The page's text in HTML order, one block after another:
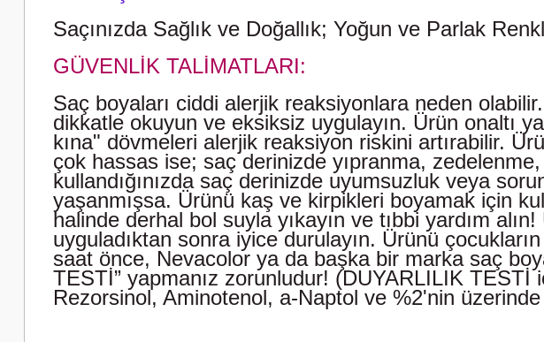
Saçınızda Sağlık ve Doğallık; Yoğun ve Parlak
GÜVENLİK TALİMATLARI:
Saç boyaları ciddi alerjik reaksiyonlara neden
dikkatle okuyun ve eksiksiz uygulayın. Ürün onaltı
kına" dövmeleri alerjik reaksiyon riskini artırabilir.
çok hassas ise; saç derinizde yıpranma,
kullandığınızda saç derinizde uyumsuzluk veya
yaşanmışsa. Ürünü kaş ve kirpikleri boyamak için
halinde derhal bol suyla yıkayın ve tıbbi yardım
uyguladıktan sonra iyice durulayın. Ürünü
saat önce, Nevacolor ya da başka bir marka saç
TESTİ” yapmanız zorunludur! (DUYARLILIK TESTİ
Rezorsinol, Aminotenol, a-Naptol ve %2'nin